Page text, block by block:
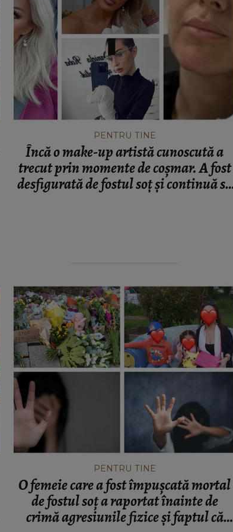
PENTRU TINE
Încă o make-up artistă cunoscută a
trecut prin momente de coșmar. A fost
desfigurată de fostul soț și continuă să
PENTRU TINE
O femeie care a fost împușcată mortal
de fostul soț a raportat înainte de
crimă agresiunile fizice și faptul că